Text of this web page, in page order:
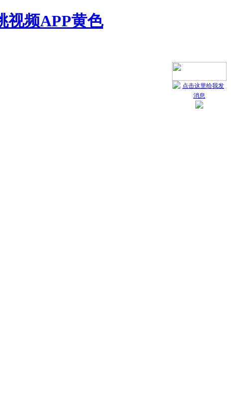
视频APP黄色